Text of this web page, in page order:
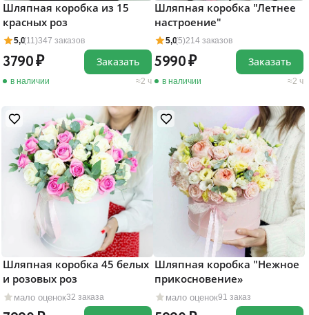
5,0(11)347 заказов
Шляпная коробка из 15
красных роз
3790
в наличии 2 ч
Заказать
5,0(5)214 заказов
Шляпная коробка "Летнее
настроение"
5990
в наличии 2 ч
Заказать
мало оценок32 заказа
Шляпная коробка 45 белых
и розовых роз
мало оценок91 заказ
Шляпная коробка "Нежное
прикосновение»